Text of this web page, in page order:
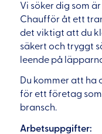
Vi söker dig som
Chaufför åt ett
det viktigt att du
säkert och tryggt
leende på
Du kommer att ha
för ett företag
bransch.
Arbetsuppgifter: